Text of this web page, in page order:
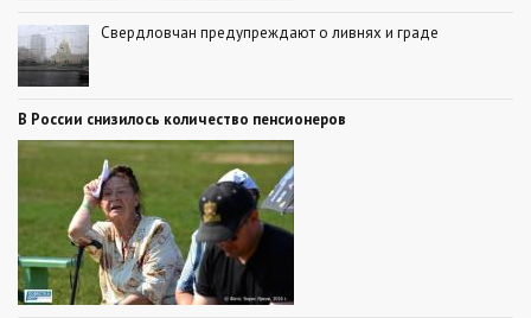
Свердловчан предупреждают о ливнях и граде
В России снизилось количество пенсионеров